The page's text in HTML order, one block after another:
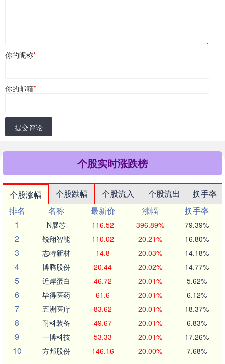
你的昵称*
你的邮箱*
提交评论
个股实时涨跌榜
个股涨幅 个股跌幅 个股流入 个股流出
换手率
排名
名称 最新价 涨幅
换手率
1
N展芯 116.52 396.89% 79.39%
2 锐翔智能 110.02 20.21% 16.80%
3 志特新材 14.8 20.03% 14.18%
4 博腾股份 20.44 20.02% 14.77%
5 近岸蛋白 46.72 20.01% 5.62%
6 毕得医药 61.6 20.01% 6.12%
7 五洲医疗 83.62 20.01% 18.37%
8 耐科装备 49.67 20.01% 6.83%
9 一博科技 53.33 20.01% 17.26%
10 方邦股份 146.16 20.00% 7.68%